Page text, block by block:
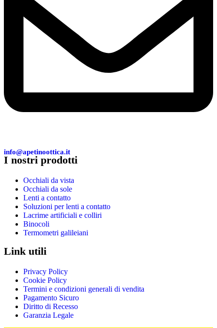
info@apetinoottica.it
I nostri prodotti
Occhiali da vista
Occhiali da sole
Lenti a contatto
Soluzioni per lenti a contatto
Lacrime artificiali e colliri
Binocoli
Termometri galileiani
Link utili
Privacy Policy
Cookie Policy
Termini e condizioni generali di vendita
Pagamento Sicuro
Diritto di Recesso
Garanzia Legale